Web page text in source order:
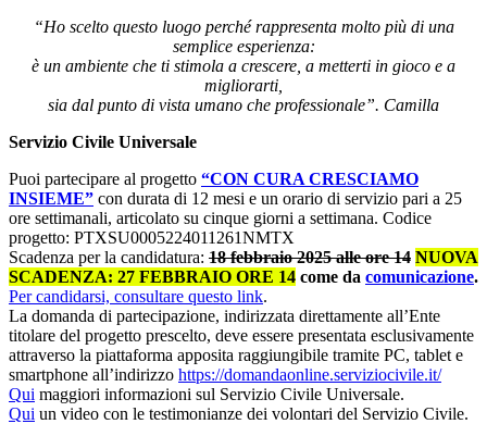
“Ho scelto questo luogo perché rappresenta molto più di una
semplice esperienza:
è un ambiente che ti stimola a crescere, a metterti in gioco e a
migliorarti,
sia dal punto di vista umano che professionale”. Camilla
Servizio Civile Universale
Puoi partecipare al progetto “CON CURA CRESCIAMO
INSIEME” con durata di 12 mesi e un orario di servizio pari a 25
ore settimanali, articolato su cinque giorni a settimana. Codice
progetto: PTXSU0005224011261NMTX
Scadenza per la candidatura: 18 febbraio 2025 alle ore 14 NUOVA
SCADENZA: 27 FEBBRAIO ORE 14 come da comunicazione.
Per candidarsi, consultare questo link.
La domanda di partecipazione, indirizzata direttamente all’Ente
titolare del progetto prescelto, deve essere presentata esclusivamente
attraverso la piattaforma apposita raggiungibile tramite PC, tablet e
smartphone all’indirizzo https://domandaonline.serviziocivile.it/
Qui maggiori informazioni sul Servizio Civile Universale.
Qui un video con le testimonianze dei volontari del Servizio Civile.